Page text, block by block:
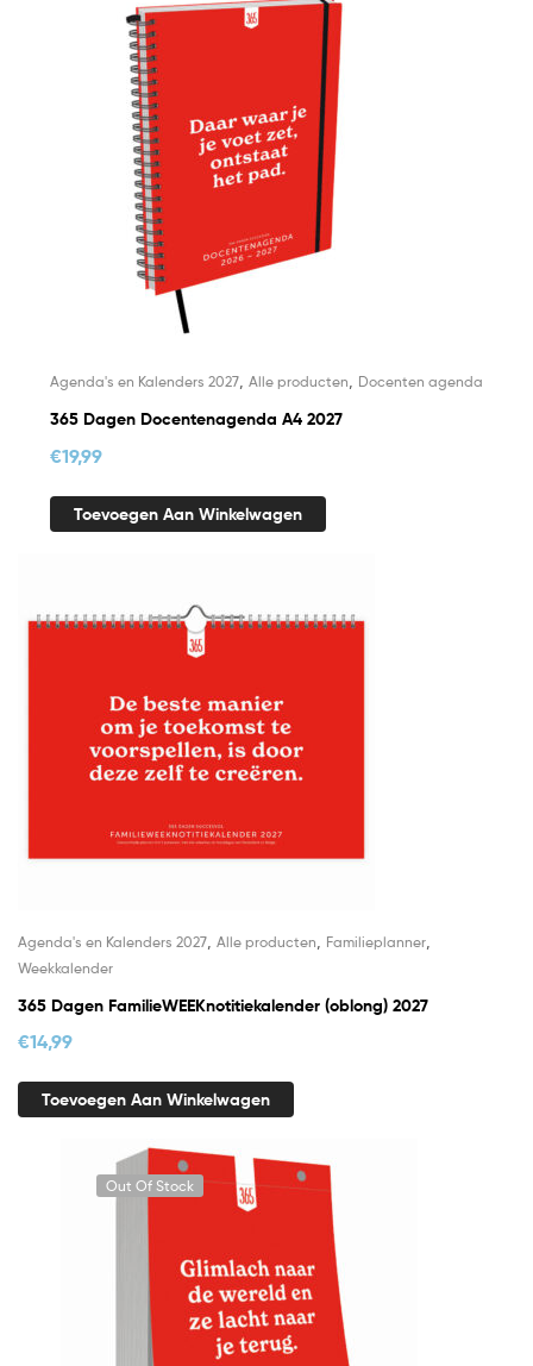
Agenda's en Kalenders 2027, Alle producten, Docenten agenda
365 Dagen Docentenagenda A4 2027
€19,99
Toevoegen Aan Winkelwagen
Agenda's en Kalenders 2027 Alle producten Familieplanner
Weekkalender
365 Dagen FamilieWEEKnotitiekalender (oblong) 2027
€14,99
Toevoegen Aan Winkelwagen
Out Of Stock